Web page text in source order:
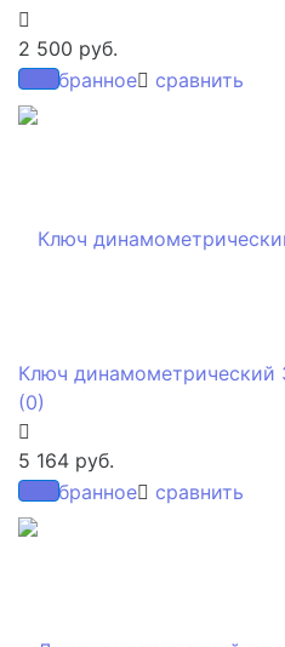
избранное сравнить
2 500 руб.
избранное сравнить
Ключ динамометрический
(0)
5 164 руб.